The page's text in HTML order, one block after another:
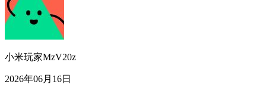
小米玩家MzV20z
2026年06月16日